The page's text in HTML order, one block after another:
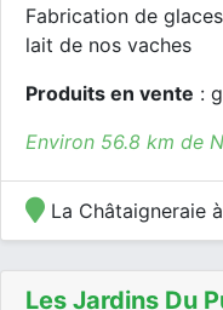
Fabrication de
lait de nos vaches
Produits en vente :
Environ 56.8 km de
La Châtaigneraie
Les Jardins Du